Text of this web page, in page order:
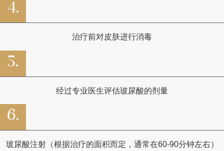
4.
治疗前对皮肤进行消毒
5.
经过专业医生评估玻尿酸的剂量
6.
玻尿酸注射（根据治疗的面积而定，通常在60-90分钟左右）